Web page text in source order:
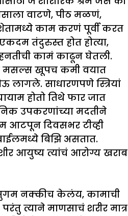
वाटणे, पीठ मळणं,
काम करणं पूर्वी करत
तंदुरुस्त होत होत्या,
कामं काढून घेतली.
मसल्स खूपच कमी वयात
साधारणपणे स्त्रियां
होतो तिथे फार जात
उपकरणांच्या मदतीने
आटपून दिवसभर टीव्ही
बिझि असतात.
आयुष्य त्यांचं आरोग्य खराब
नक्कीच केलंय, कामाची
त्याने माणसाचं शरीर मात्र